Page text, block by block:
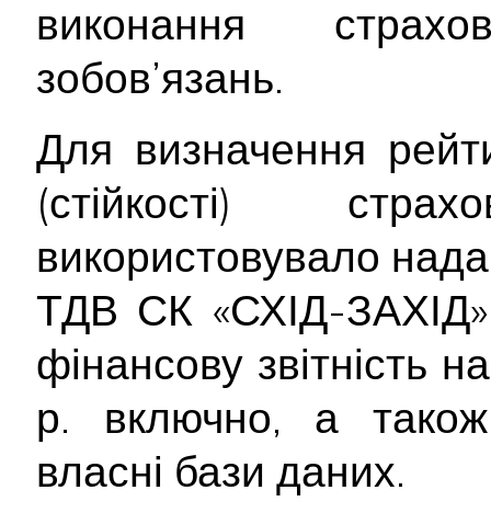
виконання
зобов’язань.
Для визначення
(стійкості)
використовувало
ТДВ СК «СХІД-
фінансову звітність
р. включно, а
власні бази даних.